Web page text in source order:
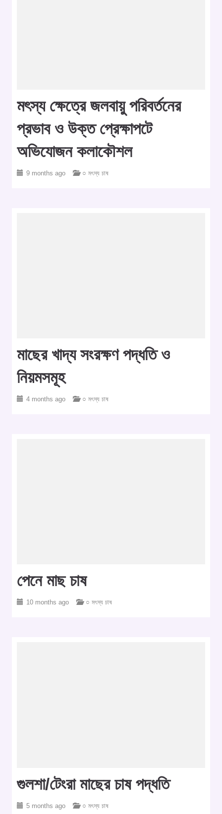
মৎস্য ক্ষেত্রে জলবায়ু পরিবর্তনের
প্রভাব ও উক্ত প্রেক্ষাপটে
অভিযোজন কলাকৌশল
9 months ago ○ মৎস্য চাষ
মাছের খাদ্য সংরক্ষণ পদ্ধতি ও
নিয়মসমূহ
4 months ago ○ মৎস্য চাষ
পেনে মাছ চাষ
10 months ago ○ মৎস্য চাষ
গুলশা/টেংরা মাছের চাষ পদ্ধতি
5 months ago ○ মৎস্য চাষ